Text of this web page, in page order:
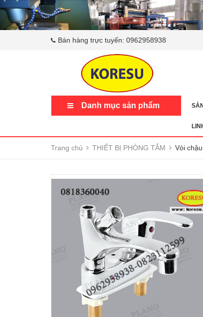
Bán hàng trực tuyến: 0962958938
Danh mục sản phẩm
Trang chủ THIẾT BỊ PHÒNG TẮM Vòi